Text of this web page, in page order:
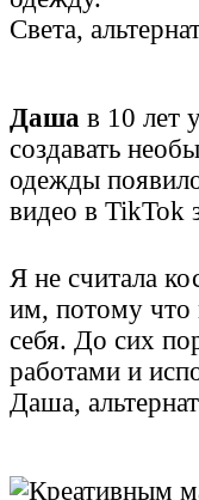
Света,
Даша в 10 лет
создавать
одежды
видео в TikTok
Я не считала
им, потому что
себя. До сих
работами и
Даша,